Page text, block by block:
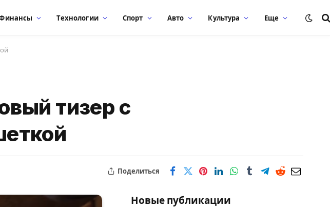
Технологии Спорт Авто Культура Еще
тизер с
Поделиться
Новые публикации